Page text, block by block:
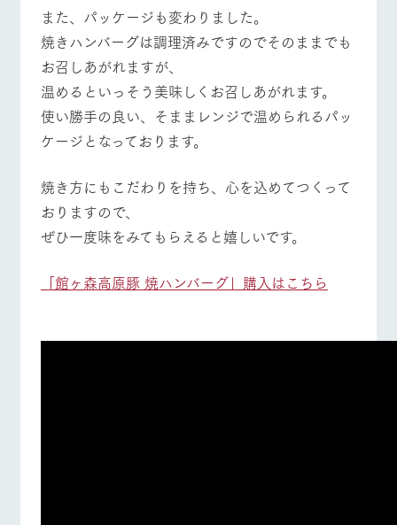
また、パッケージも変わりました。
焼きハンバーグは調理済みですのでそのままでも
お召しあがれますが、
温めるといっそう美味しくお召しあがれます。
使い勝手の良い、そままレンジで温められるパッ
ケージとなっております。
焼き方にもこだわりを持ち、心を込めてつくって
おりますので、
ぜひ一度味をみてもらえると嬉しいです。
「館ヶ森高原豚 焼ハンバーグ」購入はこちら